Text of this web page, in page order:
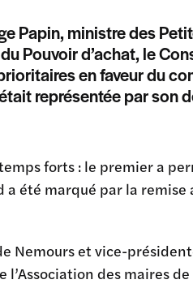
Papin, ministre des
Pouvoir d’achat, le
en faveur du
représentée par son
forts : le premier a
a été marqué par la
Nemours et vice-
des maires